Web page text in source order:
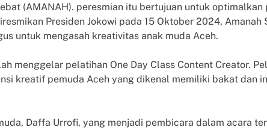
(AMANAH). peresmian itu bertujuan untuk optimalkan
Presiden Jokowi pada 15 Oktober 2024, Amanah
untuk mengasah kreativitas anak muda Aceh.
menggelar pelatihan One Day Class Content Creator.
kreatif pemuda Aceh yang dikenal memiliki bakat dan
Daffa Urrofi, yang menjadi pembicara dalam acara